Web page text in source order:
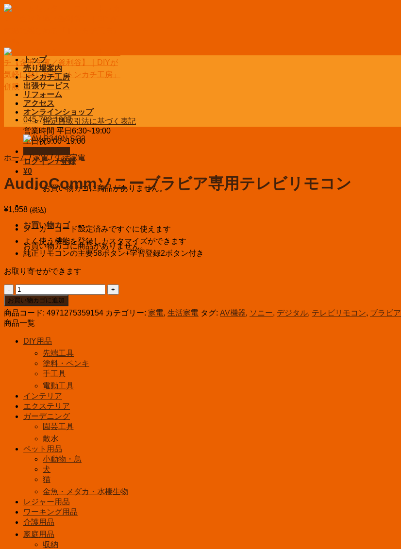
Skip
045-782-1007
営業時間 平日6:30~19:00
土日祝9:00~19:00
ログイン / 登録
¥0
お買い物カゴに商品がありません。
お買い物カゴ
お買い物カゴに商品がありません。
トップ
売り場案内
トンカチ工房
出張サービス
リフォーム
アクセス
オンラインショップ
特定商取引法に基づく表記
ホーム / 家電 / 生活家電
AudioCommソニーブラビア専用テレビリモコン
¥1,958 (税込)
メーカーコード設定済みですぐに使えます
よく使う機能を登録しカスタマイズができます
純正リモコンの主要58ボタン+学習登録2ボタン付き
お取り寄せができます
AudioComm
ソ
ニ
ー
ブ
レ
ビ
リ
ン
お買い物カゴに追加
商品コード: 4971275359154 カテゴリー: 家電, 生活家電 タグ: AV機器, ソニー, デジタル, テレビリモコン, ブラビア
商品一覧
DIY用品
先端工具
塗料・ペンキ
手工具
電動工具
インテリア
エクステリア
ガーデニング
園芸工具
散水
ペット用品
小動物・鳥
犬
猫
金魚・メダカ・水棲生物
レジャー用品
ワーキング用品
介護用品
家庭用品
収納